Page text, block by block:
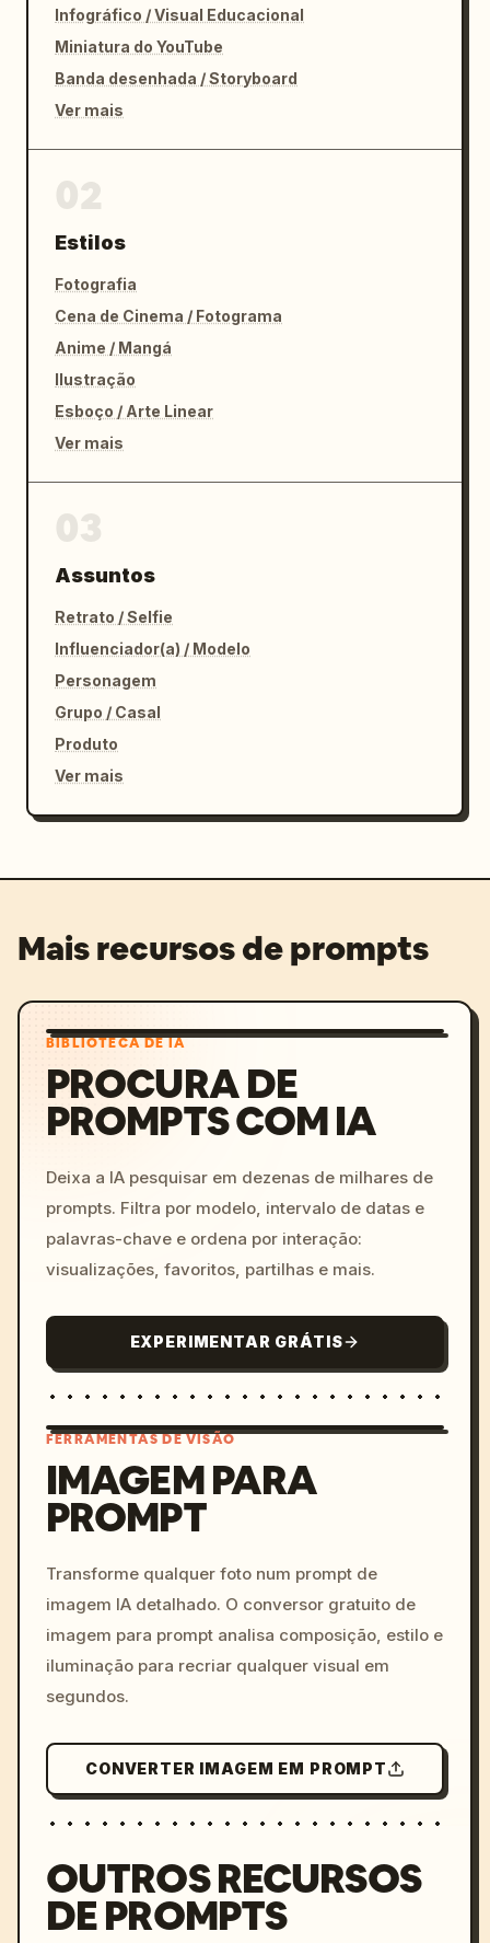
Infográfico / Visual Educacional
Miniatura do YouTube
Banda desenhada / Storyboard
Ver mais
Estilos
Fotografia
Cena de Cinema / Fotograma
Anime / Mangá
Ilustração
Esboço / Arte Linear
Ver mais
Assuntos
Retrato / Selfie
Influenciador(a) / Modelo
Personagem
Grupo / Casal
Produto
Ver mais
Mais recursos de prompts
BIBLIOTECA DE IA
PROCURA DE
PROMPTS COM IA
Deixa a IA pesquisar em dezenas de milhares de
prompts. Filtra por modelo, intervalo de datas e
palavras-chave e ordena por interação:
visualizações, favoritos, partilhas e mais.
EXPERIMENTAR GRÁTIS
colors, 8k --v 6.0
FERRAMENTAS DE VISÃO
IMAGEM PARA
PROMPT
Transforme qualquer foto num prompt de
imagem IA detalhado. O conversor gratuito de
imagem para prompt analisa composição, estilo e
iluminação para recriar qualquer visual em
segundos.
CONVERTER IMAGEM EM PROMPT
OUTROS RECURSOS
DE PROMPTS